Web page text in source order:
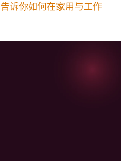
诉你如何在家用与工作